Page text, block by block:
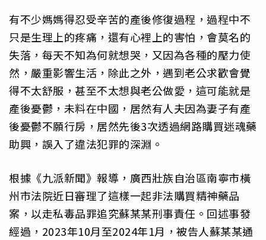
有不少媽媽得忍受辛苦的產後修復過程，過程中不
只是生理上的疼痛，還有心裡上的害怕，會莫名的
失落，每天不知為何就想哭，又因為各種的壓力使
然，嚴重影響生活，除此之外，遇到老公求歡會覺
得不太舒服，甚至不太想與老公做愛，這可能就是
產後憂鬱，未料在中國，居然有人夫因為妻子有產
後憂鬱不願行房，居然先後3次透過網路購買迷魂藥
助興，誤入了違法犯罪的深淵。
根據《九派新聞》報導，廣西壯族自治區南寧市橫
州市法院近日審理了這樣一起非法購買精神藥品
案，以走私毒品罪追究蘇某某刑事責任。回述事發
經過，2023年10月至2024年1月，被告人蘇某某通